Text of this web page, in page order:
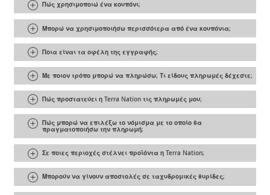
Πώς χρησιμοποιώ ένα κουπόνι;
Μπορώ να χρησιμοποιήσω περισσότερα από ένα κουπόνια;
Ποια είναι τα οφέλη της εγγραφής;
Με ποιον τρόπο μπορώ να πληρώσω; Τι είδους πληρωμές δέχεστε;
Πώς προστατεύει η Terra Nation τις πληρωμές μου;
Πώς μπορώ να επιλέξω το νόμισμα με το οποίο θα
πραγματοποιήσω την πληρωμή;
Σε ποιες περιοχές στέλνει προϊόντα η Terra Nation;
Μπορούν να γίνουν αποστολές σε ταχυδρομικές θυρίδες;